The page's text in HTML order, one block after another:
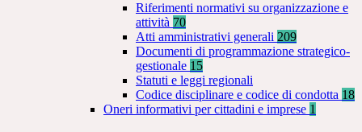
Riferimenti normativi su organizzazione e
attività 70
Atti amministrativi generali 209
Documenti di programmazione strategico-
gestionale 15
Statuti e leggi regionali
Codice disciplinare e codice di condotta 18
Oneri informativi per cittadini e imprese 1